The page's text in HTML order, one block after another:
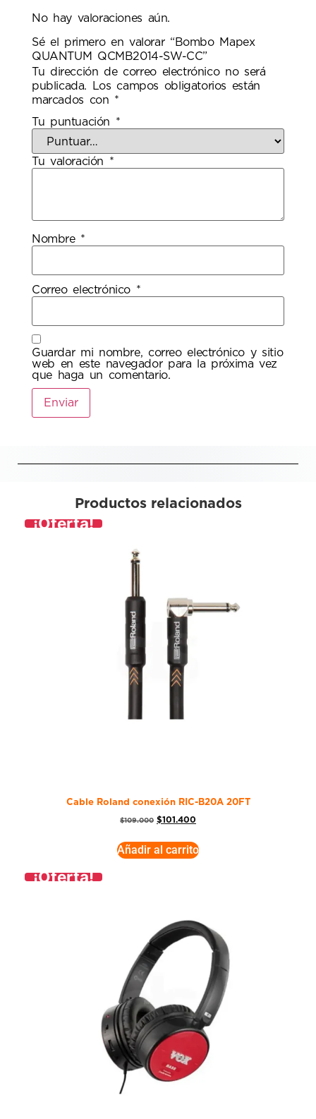
No hay valoraciones aún.
Sé el primero en valorar “Bombo Mapex
QUANTUM QCMB2014-SW-CC”
Tu dirección de correo electrónico no será
publicada.
Los campos obligatorios están
marcados con *
Tu puntuación *
Tu valoración *
Nombre *
Correo electrónico *
Guardar mi nombre, correo electrónico y sitio
web en este navegador para la próxima vez
que haga un comentario.
Productos relacionados
¡Oferta!
Cable Roland conexión RIC-B20A 20FT
$109.000 $101.400
Añadir al carrito
¡Oferta!